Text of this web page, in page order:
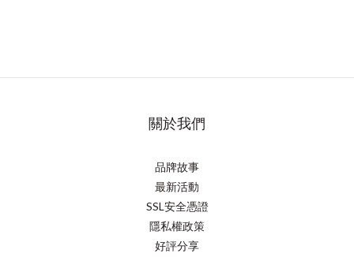
關於我們
品牌故事
最新活動
SSL安全憑證
隱私權政策
好評分享